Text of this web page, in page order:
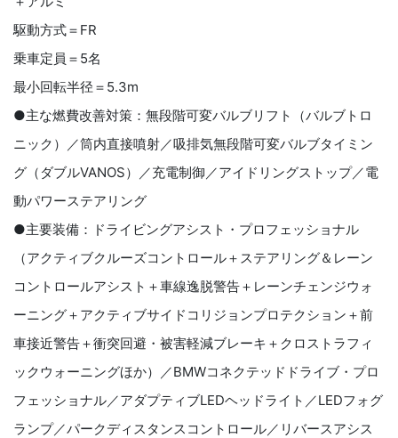
駆動方式＝FR
乗車定員＝5名
最小回転半径＝5.3m
●主な燃費改善対策：無段階可変バルブリフト（バルブトロ
ニック）／筒内直接噴射／吸排気無段階可変バルブタイミン
グ（ダブルVANOS）／充電制御／アイドリングストップ／電
動パワーステアリング
●主要装備：ドライビングアシスト・プロフェッショナル
（アクティブクルーズコントロール＋ステアリング＆レーン
コントロールアシスト＋車線逸脱警告＋レーンチェンジウォ
ーニング＋アクティブサイドコリジョンプロテクション＋前
車接近警告＋衝突回避・被害軽減ブレーキ＋クロストラフィ
ックウォーニングほか）／BMWコネクテッドドライブ・プロ
フェッショナル／アダプティブLEDヘッドライト／LEDフォグ
ランプ／パークディスタンスコントロール／リバースアシス